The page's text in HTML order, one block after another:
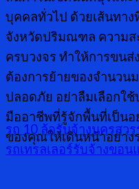
บุคคลทั่วไป ด้วยเส้นทาง
จังหวัดปริมณฑล ความส
ครบวงจร ทำให้การขน
ต้องการย้ายของจำนวน
ปลอดภัย อย่าลืมเลือกใช้
มืออาชีพที่รู้จักพื้นที่เป็น
ของคุณให้เดินหน้าอย่าง
รถ 10 ล้อรับจ้างนครสวร
รถเทรลเลอร์รับจ้างขอน